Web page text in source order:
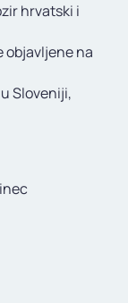
hrvatski i
objavljene na
Sloveniji,